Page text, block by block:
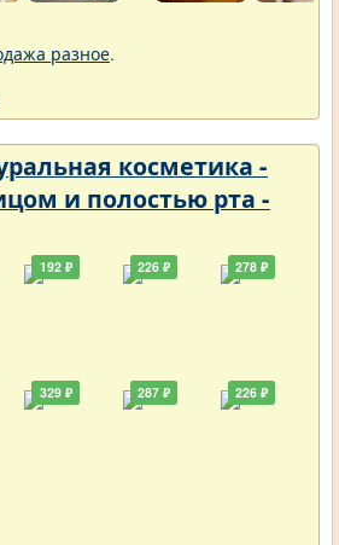
разное.
косметика -
и полостью рта -
192 ₽
329 ₽
226 ₽
287 ₽
278 ₽
226 ₽